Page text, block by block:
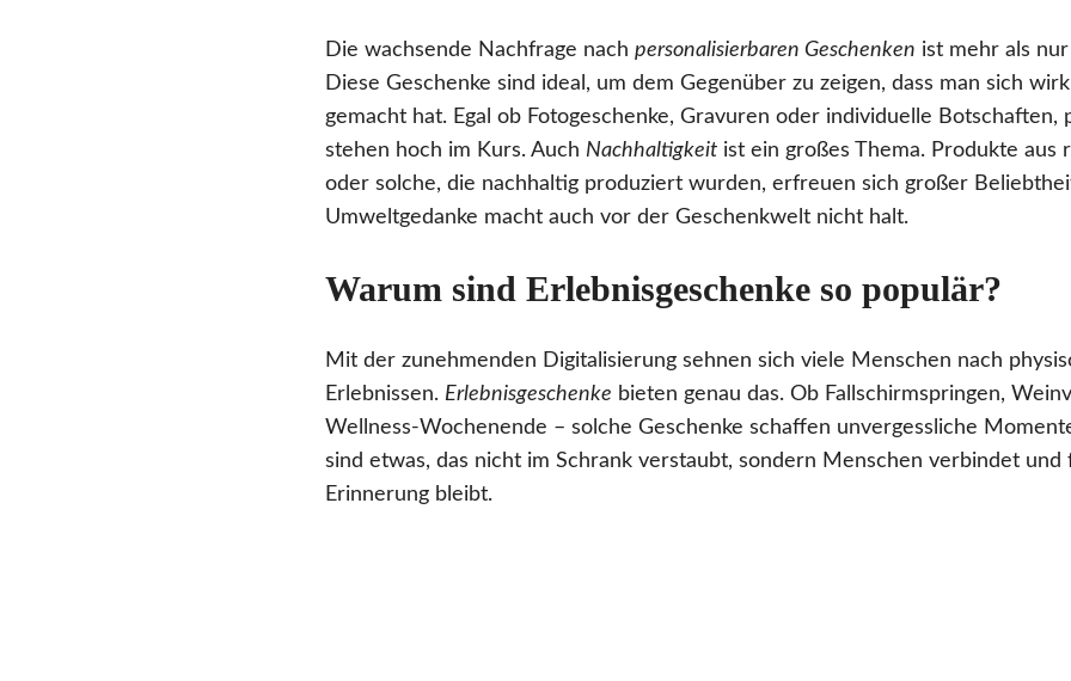
Die wachsende Nachfrage nach personalisierbaren Geschenken ist mehr als
Diese Geschenke sind ideal, um dem Gegenüber zu zeigen, dass man sich
gemacht hat. Egal ob Fotogeschenke, Gravuren oder individuelle Botschaften,
stehen hoch im Kurs. Auch Nachhaltigkeit ist ein großes Thema. Produkte aus
oder solche, die nachhaltig produziert wurden, erfreuen sich großer
Umweltgedanke macht auch vor der Geschenkwelt nicht halt.
Warum sind Erlebnisgeschenke so populär?
Mit der zunehmenden Digitalisierung sehnen sich viele Menschen nach
Erlebnissen. Erlebnisgeschenke bieten genau das. Ob Fallschirmspringen,
Wellness-Wochenende – solche Geschenke schaffen unvergessliche
sind etwas, das nicht im Schrank verstaubt, sondern Menschen verbindet und
Erinnerung bleibt.